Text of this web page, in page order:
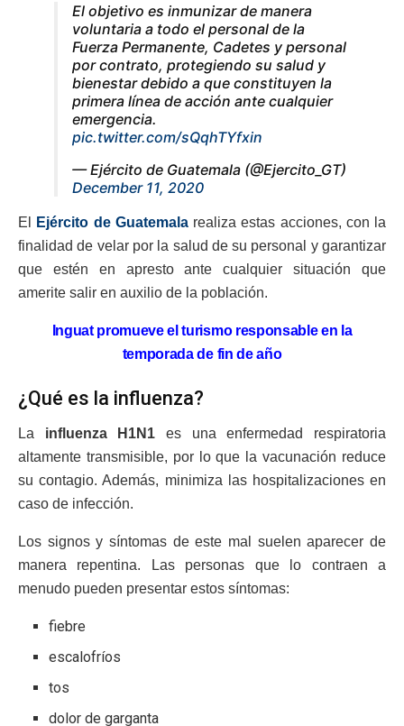
El objetivo es inmunizar de manera
voluntaria a todo el personal de la
Fuerza Permanente, Cadetes y personal
por contrato, protegiendo su salud y
bienestar debido a que constituyen la
primera línea de acción ante cualquier
emergencia.
pic.twitter.com/sQqhTYfxin
— Ejército de Guatemala (@Ejercito_GT)
December 11, 2020
El Ejército de Guatemalarealiza estas acciones, con la
finalidad de velar por la salud de su personal y garantizar
que estén en apresto ante cualquier situación que
amerite salir en auxilio de la población.
Inguat promueve el turismo responsable en la
temporada de fin de año
¿Qué es la influenza?
La influenza H1N1 es una enfermedad respiratoria
altamente transmisible, por lo que la vacunación reduce
su contagio. Además, minimiza las hospitalizaciones en
caso de infección.
Los signos y síntomas de este mal suelen aparecer de
manera repentina. Las personas que lo contraen a
menudo pueden presentar estos síntomas:
fiebre
escalofríos
tos
dolor de garganta